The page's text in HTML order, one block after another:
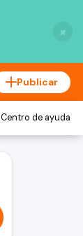
×
Publicar
Centro de ayuda